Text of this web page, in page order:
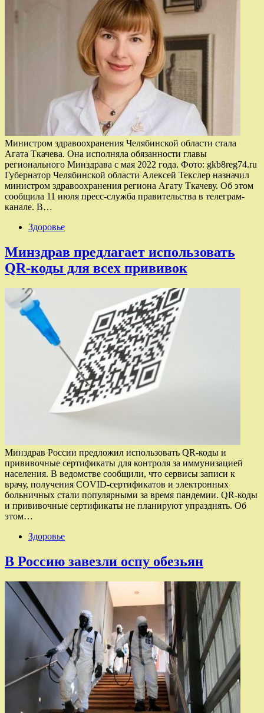
Министром здравоохранения Челябинской области стала
Агата Ткачева. Она исполняла обязанности главы
регионального Минздрава с мая 2022 года. Фото: gkb8reg74.ru
Губернатор Челябинской области Алексей Текслер назначил
министром здравоохранения региона Агату Ткачеву. Об этом
сообщила 11 июля пресс-служба правительства в телеграм-
канале. В…
Здоровье
Минздрав предлагает использовать
QR-коды для всех прививок
Минздрав России предложил использовать QR-коды и
прививочные сертификаты для контроля за иммунизацией
населения. В ведомстве сообщили, что сервисы записи к
врачу, получения COVID-сертификатов и электронных
больничных стали популярными за время пандемии. QR-коды
и прививочные сертификаты не планируют упразднять. Об
этом…
Здоровье
В Россию завезли оспу обезьян